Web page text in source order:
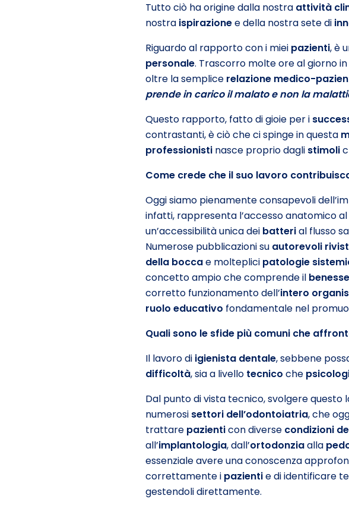
Tutto ciò ha origine dalla nostra attività
nostra ispirazionee della nostra sete di
Riguardo al rapporto con i miei pazienti, è
personale. Trascorro molte ore al giorno in
oltre la semplice relazione medico-
prende in carico il malato e non la
Questo rapporto, fatto di gioie per i
contrastanti, è ciò che ci spinge in questa
professionisti nasce proprio dagli stimoli
Come crede che il suo lavoro
Oggi siamo pienamente consapevoli
infatti, rappresenta l’accesso anatomico
un’accessibilità unica dei batterial flusso
Numerose pubblicazioni su autorevoli
della boccae molteplici patologie
concetto ampio che comprende il
corretto funzionamento dell’intero
ruolo educativo fondamentale nel
Quali sono le sfide più comuni che
Il lavoro di igienista dentale, sebbene
difficoltà, sia a livello tecnico che
Dal punto di vista tecnico, svolgere
numerosi settori dell’odontoiatria, che
trattare pazienticon diverse condizioni
all’implantologia, dall’ortodonziaalla
essenziale avere una conoscenza
correttamente i pazientie di identificare
gestendoli direttamente.